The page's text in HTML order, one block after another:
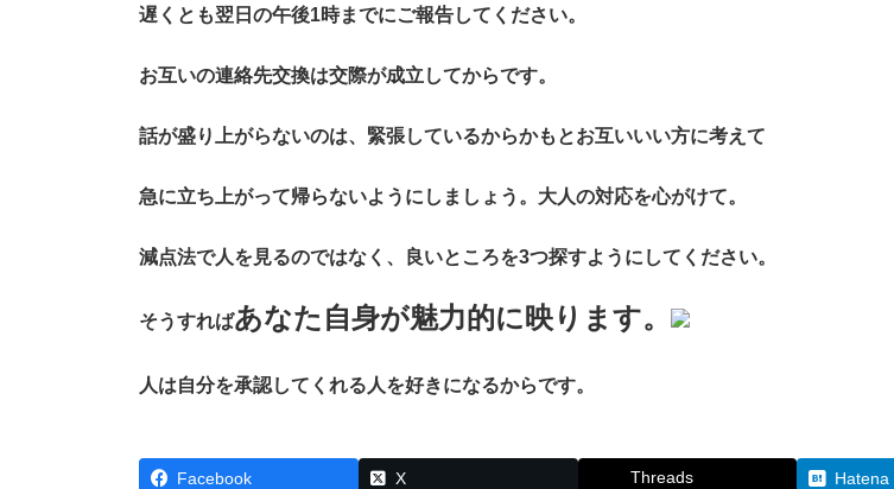
遅くとも翌日の午後1時までにご報告してください。
お互いの連絡先交換は交際が成立してからです。
話が盛り上がらないのは、緊張しているからかもとお互いいい方に考えて
急に立ち上がって帰らないようにしましょう。大人の対応を心がけて。
減点法で人を見るのではなく、良いところを3つ探すようにしてください。
そうすればあなた自身が魅力的に映ります。
人は自分を承認してくれる人を好きになるからです。
Facebook X Threads Hatena